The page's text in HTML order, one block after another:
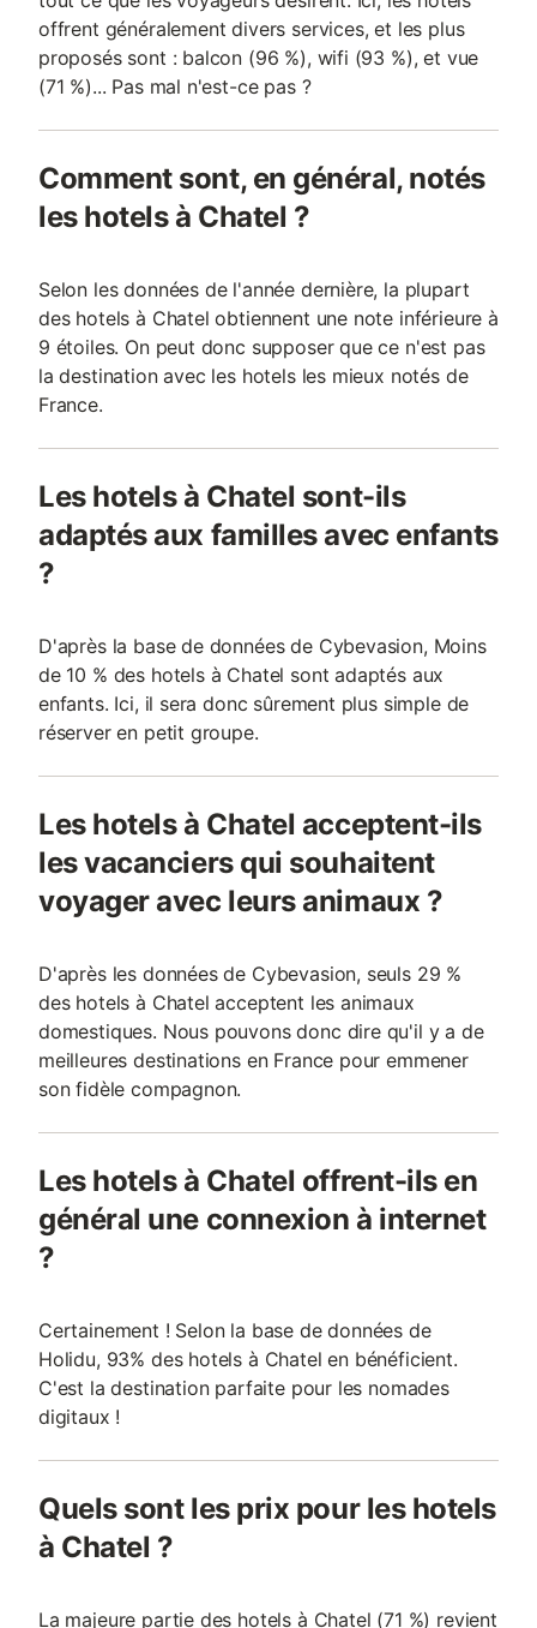
offrent généralement divers services, et les plus
proposés sont : balcon (96 %), wifi (93 %), et vue
(71 %)... Pas mal n'est-ce pas ?
Comment sont, en général, notés
les hotels à Chatel ?
Selon les données de l'année dernière, la plupart
des hotels à Chatel obtiennent une note inférieure à
9 étoiles. On peut donc supposer que ce n'est pas
la destination avec les hotels les mieux notés de
France.
Les hotels à Chatel sont-ils
adaptés aux familles avec enfants
?
D'après la base de données de Cybevasion, Moins
de 10 % des hotels à Chatel sont adaptés aux
enfants. Ici, il sera donc sûrement plus simple de
réserver en petit groupe.
Les hotels à Chatel acceptent-ils
les vacanciers qui souhaitent
voyager avec leurs animaux ?
D'après les données de Cybevasion, seuls 29 %
des hotels à Chatel acceptent les animaux
domestiques. Nous pouvons donc dire qu'il y a de
meilleures destinations en France pour emmener
son fidèle compagnon.
Les hotels à Chatel offrent-ils en
général une connexion à internet
?
Certainement ! Selon la base de données de
Holidu, 93% des hotels à Chatel en bénéficient.
C'est la destination parfaite pour les nomades
digitaux !
Quels sont les prix pour les hotels
à Chatel ?
La majeure partie des hotels à Chatel (71 %) revient